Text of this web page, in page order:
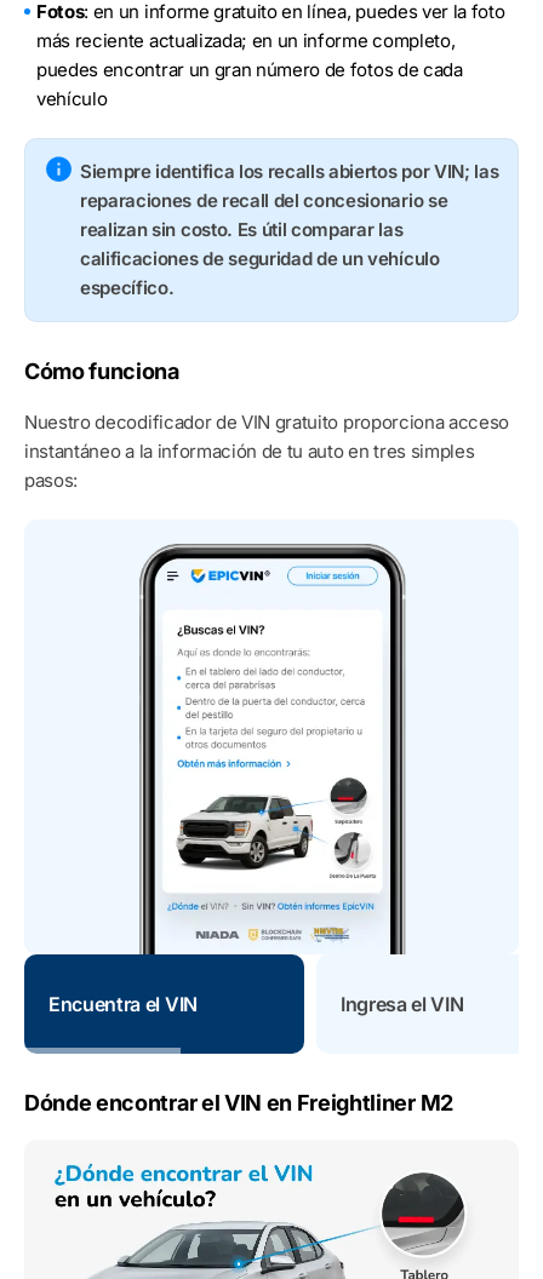
Fotos: en un informe gratuito en línea, puedes ver la foto
más reciente actualizada; en un informe completo,
puedes encontrar un gran número de fotos de cada
vehículo
Siempre identifica los recalls abiertos por VIN; las
reparaciones de recall del concesionario se
realizan sin costo. Es útil comparar las
calificaciones de seguridad de un vehículo
específico.
Cómo funciona
Nuestro decodificador de VIN gratuito proporciona acceso
instantáneo a la información de tu auto en tres simples
pasos:
Encuentra el VIN Ingresa el VIN
Dónde encontrar el VIN en Freightliner M2